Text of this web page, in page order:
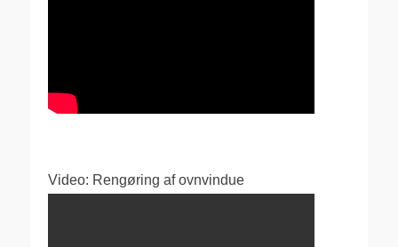
Video: Rengøring af ovnvindue